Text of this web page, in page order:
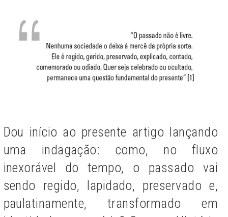
Dou início ao presente artigo lançando
uma indagação: como, no fluxo
inexorável do tempo, o passado vai
sendo regido, lapidado, preservado e,
paulatinamente, transformado em